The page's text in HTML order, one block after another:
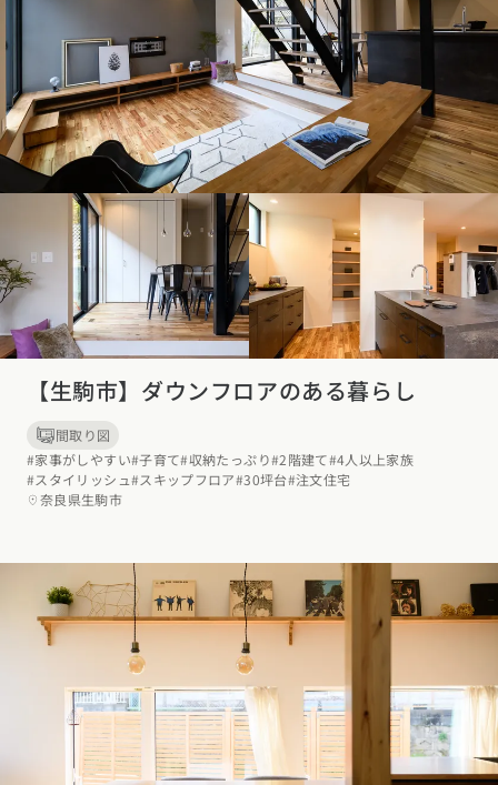
【生駒市】ダウンフロアのある暮らし
間取り図
#家事がしやすい#子育て#収納たっぷり#2階建て#4人以上家族
#スタイリッシュ#スキップフロア#30坪台#注文住宅
奈良県生駒市